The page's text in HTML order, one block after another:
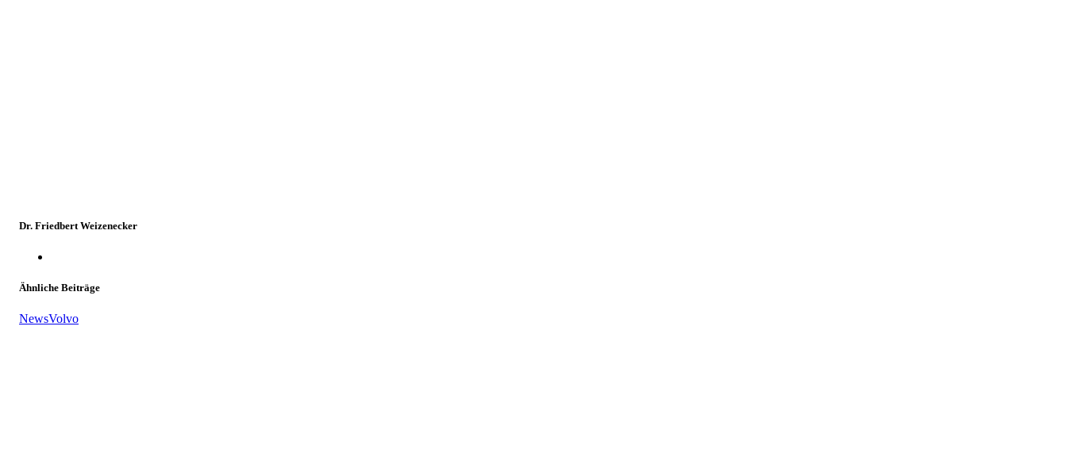
Dr. Friedbert Weizenecker
Ähnliche Beiträge
NewsVolvo